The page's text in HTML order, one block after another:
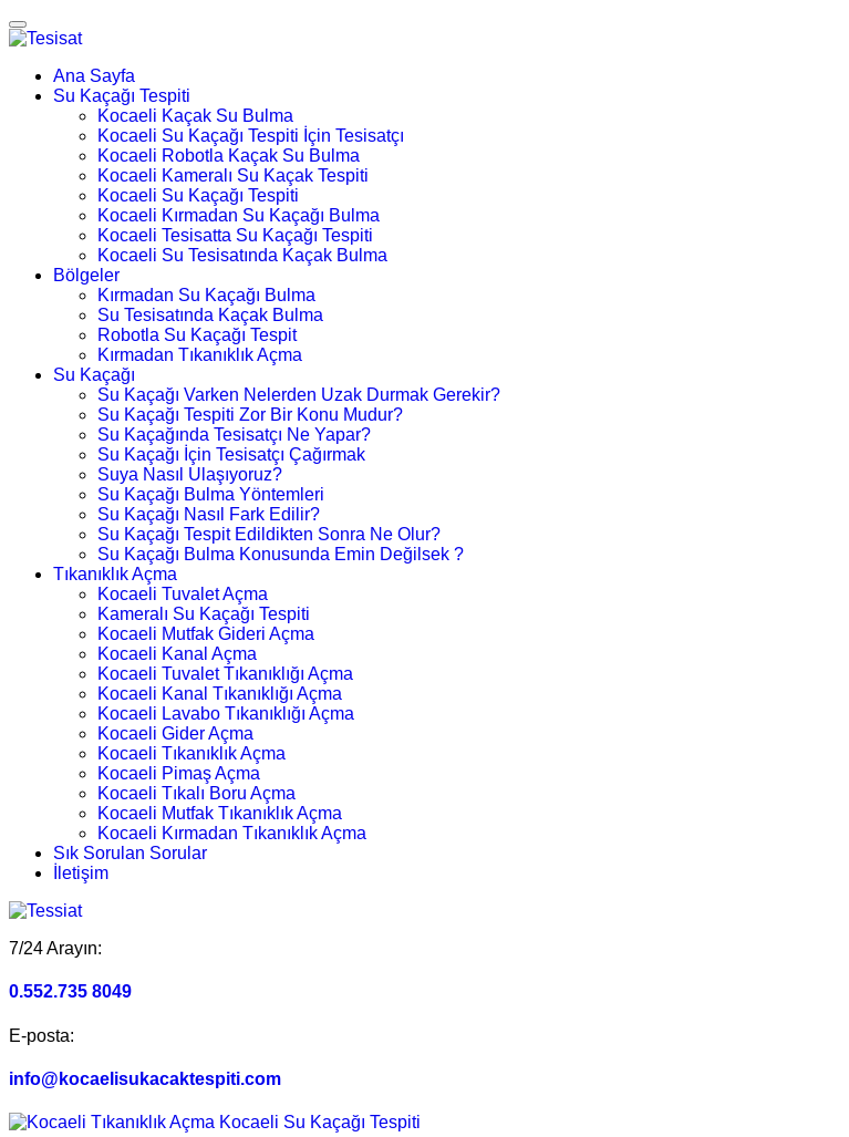
Ana Sayfa
Su Kaçağı Tespiti
Kocaeli Kaçak Su Bulma
Kocaeli Su Kaçağı Tespiti İçin Tesisatçı
Kocaeli Robotla Kaçak Su Bulma
Kocaeli Kameralı Su Kaçak Tespiti
Kocaeli Su Kaçağı Tespiti
Kocaeli Kırmadan Su Kaçağı Bulma
Kocaeli Tesisatta Su Kaçağı Tespiti
Kocaeli Su Tesisatında Kaçak Bulma
Bölgeler
Kırmadan Su Kaçağı Bulma
Su Tesisatında Kaçak Bulma
Robotla Su Kaçağı Tespit
Kırmadan Tıkanıklık Açma
Su Kaçağı
Su Kaçağı Varken Nelerden Uzak Durmak Gerekir?
Su Kaçağı Tespiti Zor Bir Konu Mudur?
Su Kaçağında Tesisatçı Ne Yapar?
Su Kaçağı İçin Tesisatçı Çağırmak
Suya Nasıl Ulaşıyoruz?
Su Kaçağı Bulma Yöntemleri
Su Kaçağı Nasıl Fark Edilir?
Su Kaçağı Tespit Edildikten Sonra Ne Olur?
Su Kaçağı Bulma Konusunda Emin Değilsek ?
Tıkanıklık Açma
Kocaeli Tuvalet Açma
Kameralı Su Kaçağı Tespiti
Kocaeli Mutfak Gideri Açma
Kocaeli Kanal Açma
Kocaeli Tuvalet Tıkanıklığı Açma
Kocaeli Kanal Tıkanıklığı Açma
Kocaeli Lavabo Tıkanıklığı Açma
Kocaeli Gider Açma
Kocaeli Tıkanıklık Açma
Kocaeli Pimaş Açma
Kocaeli Tıkalı Boru Açma
Kocaeli Mutfak Tıkanıklık Açma
Kocaeli Kırmadan Tıkanıklık Açma
Sık Sorulan Sorular
İletişim
7/24 Arayın:
0.552.735 8049
E-posta:
info@kocaelisukacaktespiti.com